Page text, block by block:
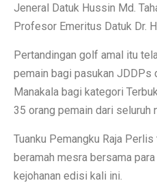
Jeneral Datuk Hussin Md.
Profesor Emeritus Datuk Dr.
Pertandingan golf amal itu
pemain bagi pasukan JDDPs
Manakala bagi kategori
35 orang pemain dari seluruh
Tuanku Pemangku Raja
beramah mesra bersama
kejohanan edisi kali ini.